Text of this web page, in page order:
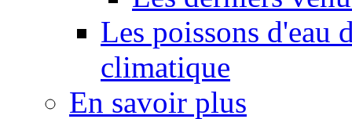
Les poissons d'eau
climatique
En savoir plus